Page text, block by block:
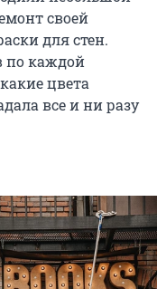
своей
для стен.
по каждой
цвета
все и ни разу